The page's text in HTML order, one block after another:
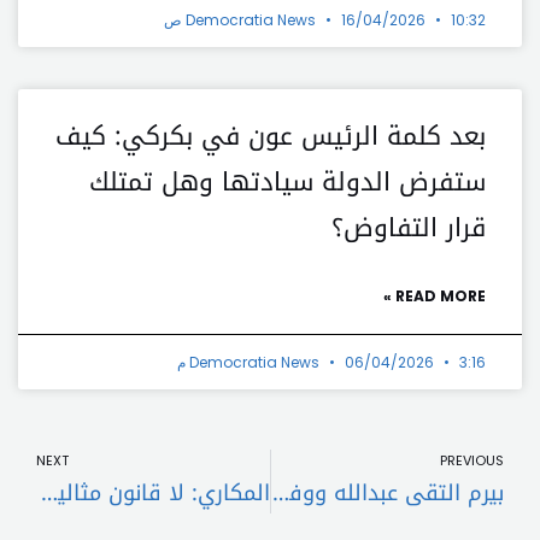
Democratia News 16/04/2026 10:32 ص
بعد كلمة الرئيس عون في بكركي: كيف
ستفرض الدولة سيادتها وهل تمتلك
قرار التفاوض؟
READ MORE »
Democratia News 06/04/2026 3:16 م
PREVIOUS
بيرم التقى عبدالله ووفد “التحرر العمالي”
NEXT
المكاري: لا قانون مثالياً ونحاول الوصول الى نص يُجيب على هواجس الاعلاميين